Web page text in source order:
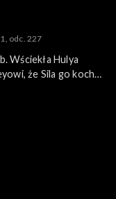
odc. 227
Wściekła Hulya
że Sila go kocha.
o filmiku Sili, a on